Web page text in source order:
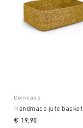
Coincasa
Handmade jute basket
€ 19,90